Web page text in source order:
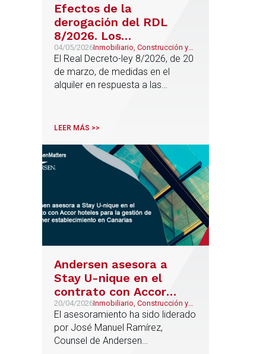
Efectos de la
derogación del RDL
8/2026. Los
arrendamientos de
vivienda
04/05/2026Inmobiliario, Construcción y
Urbanismo
El Real Decreto-ley 8/2026, de 20
de marzo, de medidas en el
alquiler en respuesta a las
entró en vigor el día 22 de marzo
por el Congreso de los Diputados
LEER MÁS >>
Andersen asesora a
Stay U-nique en el
contrato con Accor
hoteles para la gestión
de su primer
establecimiento en
Canarias
20/04/2026Inmobiliario, Construcción y
Urbanismo
El asesoramiento ha sido liderado
por José Manuel Ramírez,
Counsel de Andersen